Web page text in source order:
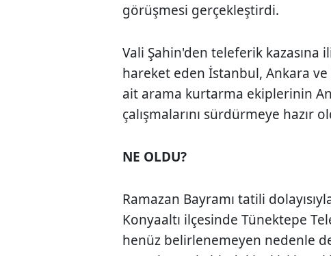
görüşmesi gerçekleştirdi.
Vali Şahin'den teleferik kazasına
hareket eden İstanbul, Ankara
ait arama kurtarma ekiplerinin
çalışmalarını sürdürmeye hazır
NE OLDU?
Ramazan Bayramı tatili
Konyaaltı ilçesinde Tünektepe
henüz belirlenemeyen nedenle